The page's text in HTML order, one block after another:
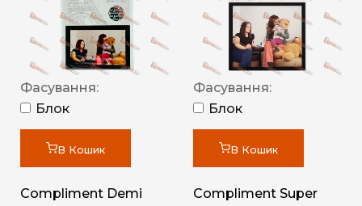
Фасування:
Блок
В Кошик
Compliment Demi
Фасування:
Блок
В Кошик
Compliment Super